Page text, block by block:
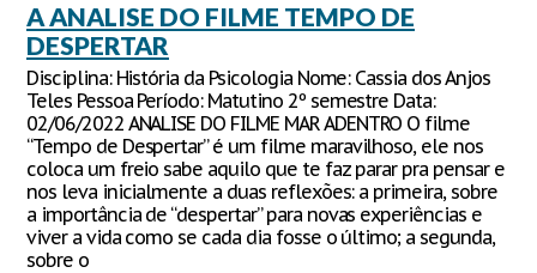
A ANALISE DO FILME TEMPO DE
DESPERTAR
Disciplina: História da Psicologia Nome: Cassia dos Anjos
Teles Pessoa Período: Matutino 2º semestre Data:
02/06/2022 ANALISE DO FILME MAR ADENTRO O filme
“Tempo de Despertar” é um filme maravilhoso, ele nos
coloca um freio sabe aquilo que te faz parar pra pensar e
nos leva inicialmente a duas reflexões: a primeira, sobre
a importância de “despertar” para novas experiências e
viver a vida como se cada dia fosse o último; a segunda,
sobre o